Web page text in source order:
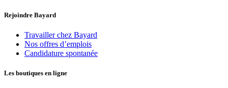
Rejoindre Bayard
Travailler chez Bayard
Nos offres d’emplois
Candidature spontanée
Les boutiques en ligne